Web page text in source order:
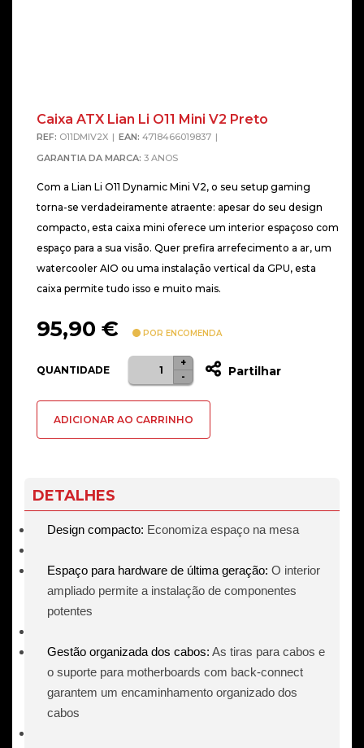
Caixa ATX Lian Li O11 Mini V2 Preto
REF: O11DMIV2X EAN: 4718466019837
GARANTIA DA MARCA: 3 ANOS
Com a Lian Li O11 Dynamic Mini V2, o seu setup gaming
torna-se verdadeiramente atraente: apesar do seu design
compacto, esta caixa mini oferece um interior espaçoso com
espaço para a sua visão. Quer prefira arrefecimento a ar, um
watercooler AIO ou uma instalação vertical da GPU, esta
caixa permite tudo isso e muito mais.
95,90 € POR ENCOMENDA
QUANTIDADE
Quantidade
de
ATX
Mini
V2
-
+
Partilhar
ADICIONAR AO CARRINHO
DETALHES
Design compacto: Economiza espaço na mesa
Espaço para hardware de última geração: O interior
ampliado permite a instalação de componentes
potentes
Gestão organizada dos cabos: As tiras para cabos e
o suporte para motherboards com back-connect
garantem um encaminhamento organizado dos
cabos